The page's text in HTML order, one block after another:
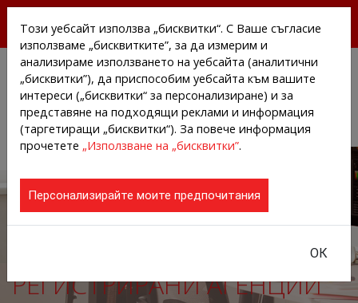
АГЕНЦИИТЕ И КОМПАНИИТЕ
РЕГИСТРИРАНИ АГЕНЦИИ
Този уебсайт използва „бисквитки“. С Ваше съгласие
използваме „бисквитките”, за да измерим и
анализираме използването на уебсайта (аналитични
„бисквитки”), да приспособим уебсайта към вашите
интереси („бисквитки“ за персонализиране) и за
представяне на подходящи реклами и информация
(таргетиращи „бисквитки“). За повече информация
прочетете „Използване на „бисквитки”.
Персонализирайте моите предпочитания
ОК